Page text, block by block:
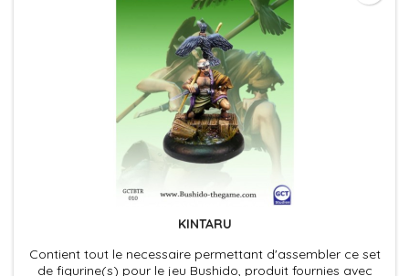
KINTARU
Contient tout le necessaire permettant d'assembler ce set
de figurine(s) pour le jeu Bushido, produit fournies avec